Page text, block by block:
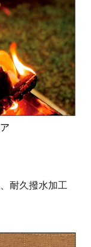
耐久撥水加工